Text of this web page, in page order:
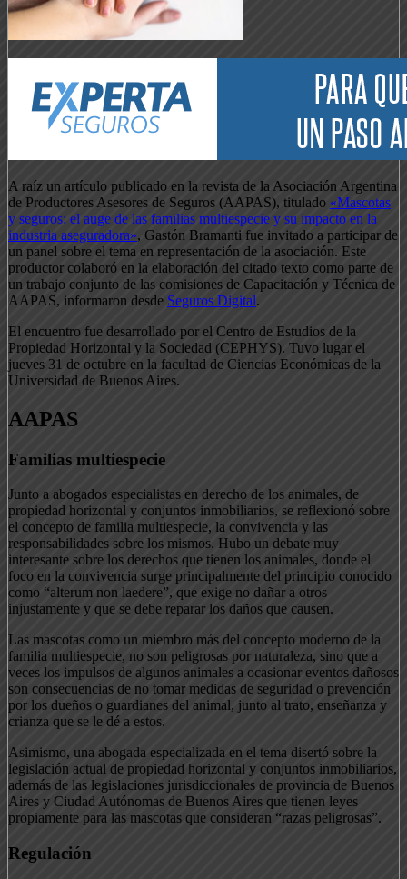
A raíz un artículo publicado en la revista de la Asociación Argentina
de Productores Asesores de Seguros (AAPAS), titulado «Mascotas
y seguros: el auge de las familias multiespecie y su impacto en la
industria aseguradora», Gastón Bramanti fue invitado a participar de
un panel sobre el tema en representación de la asociación. Este
productor colaboró en la elaboración del citado texto como parte de
un trabajo conjunto de las comisiones de Capacitación y Técnica de
AAPAS, informaron desde Seguros Digital.
El encuentro fue desarrollado por el Centro de Estudios de la
Propiedad Horizontal y la Sociedad (CEPHYS). Tuvo lugar el
jueves 31 de octubre en la facultad de Ciencias Económicas de la
Universidad de Buenos Aires.
AAPAS
Familias multiespecie
Junto a abogados especialistas en derecho de los animales, de
propiedad horizontal y conjuntos inmobiliarios, se reflexionó sobre
el concepto de familia multiespecie, la convivencia y las
responsabilidades sobre los mismos. Hubo un debate muy
interesante sobre los derechos que tienen los animales, donde el
foco en la convivencia surge principalmente del principio conocido
como “alterum non laedere”, que exige no dañar a otros
injustamente y que se debe reparar los daños que causen.
Las mascotas como un miembro más del concepto moderno de la
familia multiespecie, no son peligrosas por naturaleza, sino que a
veces los impulsos de algunos animales a ocasionar eventos dañosos
son consecuencias de no tomar medidas de seguridad o prevención
por los dueños o guardianes del animal, junto al trato, enseñanza y
crianza que se le dé a estos.
Asimismo, una abogada especializada en el tema disertó sobre la
legislación actual de propiedad horizontal y conjuntos inmobiliarios,
además de las legislaciones jurisdiccionales de provincia de Buenos
Aires y Ciudad Autónomas de Buenos Aires que tienen leyes
propiamente para las mascotas que consideran “razas peligrosas”.
Regulación